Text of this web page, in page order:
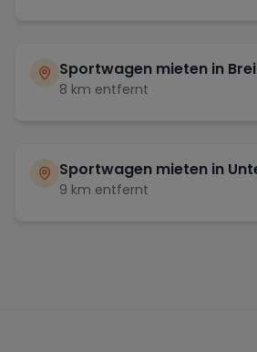
Sportwagen mieten in
8 km entfernt
Sportwagen mieten in
9 km entfernt